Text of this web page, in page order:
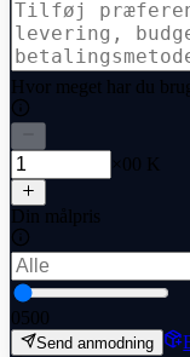
Hvor meget har du
×00 K
Din målpris
0500
Send anmodning